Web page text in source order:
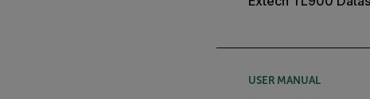
USER MANUAL